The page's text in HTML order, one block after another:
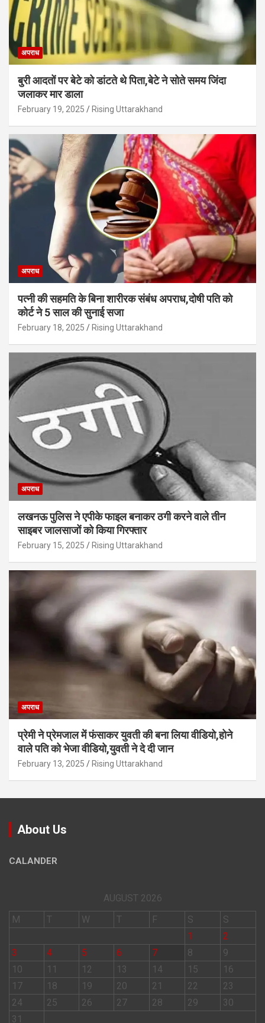
अपराध
बुरी आदतों पर बेटे को डांटते थे पिता,बेटे ने सोते समय जिंदा
जलाकर मार डाला
February 19, 2025 Rising Uttarakhand
अपराध
पत्नी की सहमति के बिना शारीरक संबंध अपराध,दोषी पति को
कोर्ट ने 5 साल की सुनाई सजा
February 18, 2025 Rising Uttarakhand
अपराध
लखनऊ पुलिस ने एपीके फाइल बनाकर ठगी करने वाले तीन
साइबर जालसाजों को किया गिरफ्तार
February 15, 2025 Rising Uttarakhand
अपराध
प्रेमी ने प्रेमजाल में फंसाकर युवती की बना लिया वीडियो,होने
वाले पत‍ि को भेजा वीड‍ियो,युवती ने दे दी जान
February 13, 2025 Rising Uttarakhand
About Us
CALANDER
AUGUST 2026
M
T W T F S
S
1
2
3
4 5 6 7 8
9
10
11 12 13 14 15
16
17
18 19 20 21 22
23
24
25 26 27 28 29
30
31